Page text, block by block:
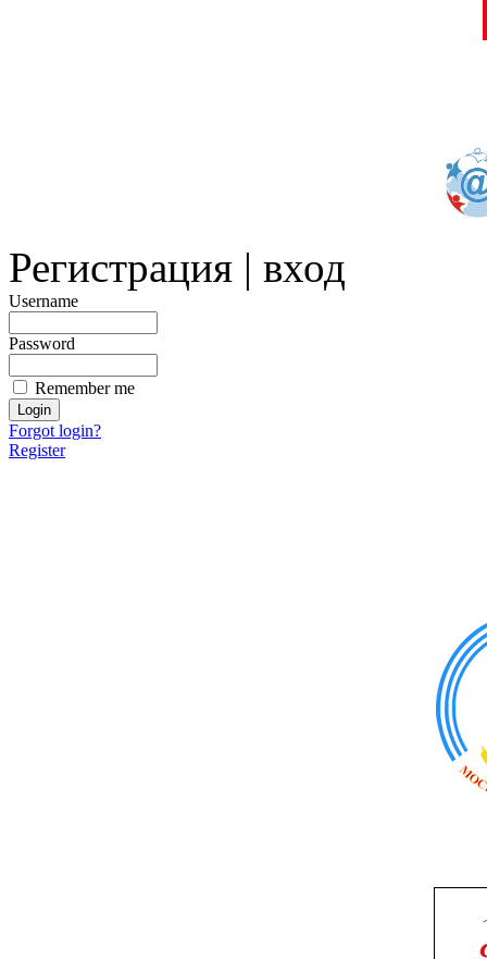
Регистрация | вход
Username
Password
Remember me
Forgot login?
Register